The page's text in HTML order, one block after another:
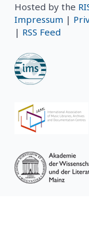
Hosted by the
Impressum |
| RSS Feed